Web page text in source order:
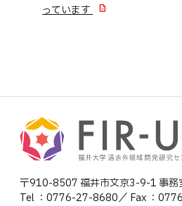
っています
〒910-8507 福井市文京3-9-1 事務
Tel ：0776-27-8680／ Fax ：